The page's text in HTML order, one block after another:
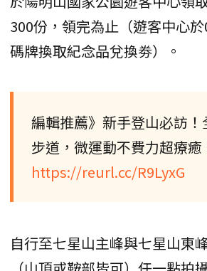
300份，領完為止（遊客中心
碼牌換取紀念品兌換劵）。
編輯推薦》新手登山必訪
步道，微運動不費力超療癒
https://reurl.cc/R9LyxG
自行至七星山主峰與七星山東